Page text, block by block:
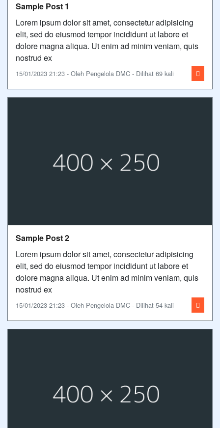
Sample Post 1
Lorem ipsum dolor sit amet, consectetur adipisicing
elit, sed do eiusmod tempor incididunt ut labore et
dolore magna aliqua. Ut enim ad minim veniam, quis
nostrud ex
15/01/2023 21:23 - Oleh Pengelola DMC - Dilihat 69 kali
Sample Post 2
Lorem ipsum dolor sit amet, consectetur adipisicing
elit, sed do eiusmod tempor incididunt ut labore et
dolore magna aliqua. Ut enim ad minim veniam, quis
nostrud ex
15/01/2023 21:23 - Oleh Pengelola DMC - Dilihat 54 kali